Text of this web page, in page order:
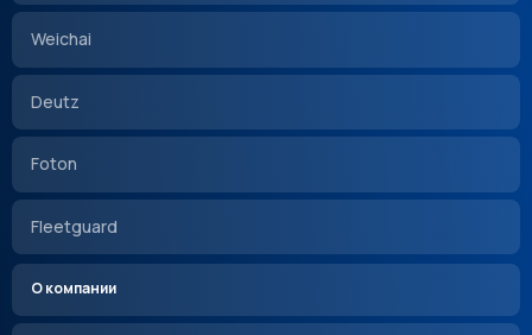
Weichai
Deutz
Foton
Fleetguard
О компании